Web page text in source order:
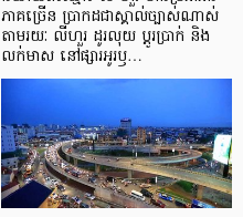
ភាគ​ច្រើន ប្រាកដ​ជា​ស្គាល់​ច្បាស់​ណាស់
តាមរយៈ លីហួរ ដូរ​លុយ ប្តូរ​បា្រក់ និង​
លក់​មាស នៅ​ផ្សារ​អូរ​ឫ…